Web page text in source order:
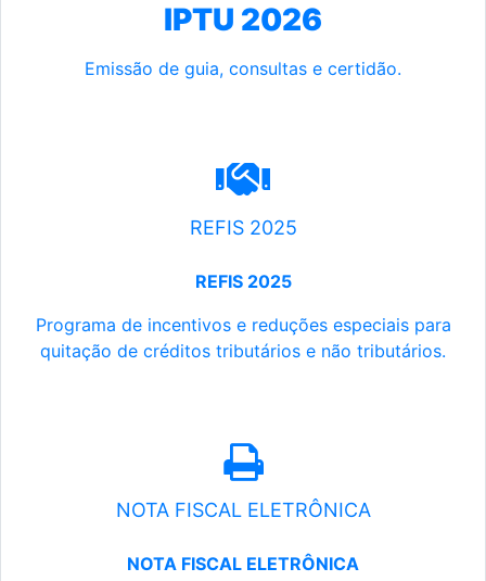
IPTU 2026
Emissão de guia, consultas e certidão.
REFIS 2025
REFIS 2025
Programa de incentivos e reduções especiais para
quitação de créditos tributários e não tributários.
NOTA FISCAL ELETRÔNICA
NOTA FISCAL ELETRÔNICA